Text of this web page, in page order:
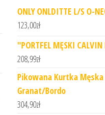
ONLY ONLDITTE L/S O-
123,00zł
"PORTFEL MĘSKI
208,99zł
Pikowana Kurtka
Granat/Bordo
304,90zł